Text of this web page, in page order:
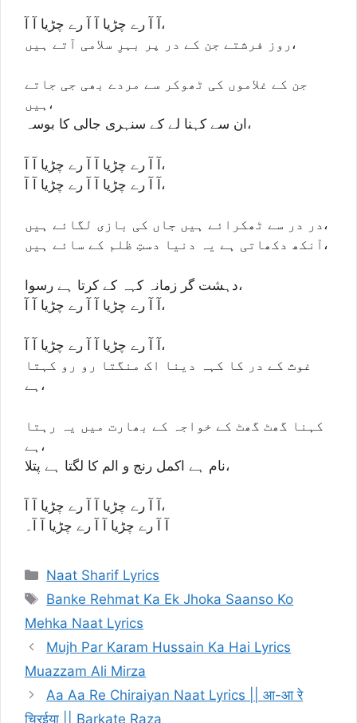
آ آ رے چڑیا آ آ رے چڑیا آ آ،
روز فرشتے جن کے در پر بہرِ سلامی آتے ہیں،
جن کے غلاموں کی ٹھوکر سے مردے بھی جی جاتے
ہیں،
ان سے کہنا لے کے سنہری جالی کا بوسہ،
آ آ رے چڑیا آ آ رے چڑیا آ آ،
آ آ رے چڑیا آ آ رے چڑیا آ آ،
در در سے ٹھکرائے ہیں جاں کی بازی لگائے ہیں،
آنکھ دکھاتی ہے یہ دنیا دستِ ظلم کے سائے ہیں،
دہشت گر زمانہ کہہ کے کرتا ہے رسوا،
آ آ رے چڑیا آ آ رے چڑیا آ آ،
آ آ رے چڑیا آ آ رے چڑیا آ آ،
غوث کے در کا کہہ دینا اک منگتا رو رو کہتا
ہے،
کہنا گھٹ گھٹ کے خواجہ کے بھارت میں یہ رہتا
ہے،
نام ہے اکمل رنج و الم کا لگتا ہے پتلا،
آ آ رے چڑیا آ آ رے چڑیا آ آ،
آ آ رے چڑیا آ آ رے چڑیا آ آ۔
Categories
Naat Sharif Lyrics
Tags
Banke Rehmat Ka Ek Jhoka Saanso Ko
Mehka Naat Lyrics
Mujh Par Karam Hussain Ka Hai Lyrics
Muazzam Ali Mirza
Aa Aa Re Chiraiyan Naat Lyrics || आ-आ रे
चिरईया || Barkate Raza